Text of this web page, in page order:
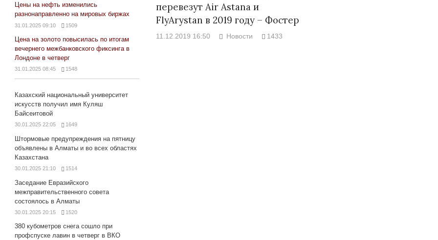
перевезут Air Astana и
FlyArystan в 2019 году – Фостер
11.12.2019 16:50 Новости 1433
Цены на нефть изменились
разнонаправленно на мировых биржах
31.01.2025 09:10 1509
Цена на золото повысилась по итогам
вечернего межбанковского фиксинга в
Лондоне в четверг
31.01.2025 08:45 1548
Казахский национальный университет
искусств получил имя Куляш
Байсеитовой
30.01.2025 22:05 1649
Штормовые предупреждения на пятницу
объявлены в Алматы и во всех областях
Казахстана
30.01.2025 21:10 1514
Заседание Евразийского
межправительственного совета
состоялось в Алматы
30.01.2025 20:15 1520
380 кубометров снега сошло при
профспуске лавин в четверг в ВКО